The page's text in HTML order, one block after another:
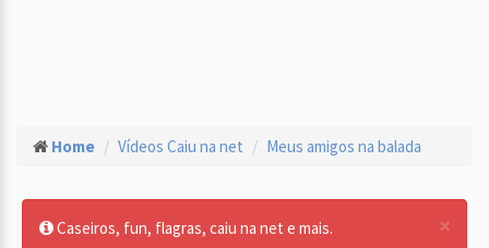
Home Vídeos Caiu na net Meus amigos na balada
×
Caseiros, fun, flagras, caiu na net e mais.